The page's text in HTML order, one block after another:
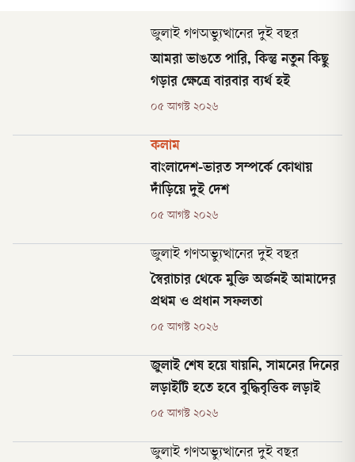
জুলাই গণঅভ্যুত্থানের দুই বছর
আমরা ভাঙতে পারি, কিন্তু নতুন কিছু
গড়ার ক্ষেত্রে বারবার ব্যর্থ হই
০৫ আগস্ট ২০২৬
কলাম
বাংলাদেশ-ভারত সম্পর্কে কোথায়
দাঁড়িয়ে দুই দেশ
০৫ আগস্ট ২০২৬
জুলাই গণঅভ্যুত্থানের দুই বছর
স্বৈরাচার থেকে মুক্তি অর্জনই আমাদের
প্রথম ও প্রধান সফলতা
০৫ আগস্ট ২০২৬
জুলাই শেষ হয়ে যায়নি, সামনের দিনের
লড়াইটি হতে হবে বুদ্ধিবৃত্তিক লড়াই
০৫ আগস্ট ২০২৬
জুলাই গণঅভ্যুত্থানের দুই বছর